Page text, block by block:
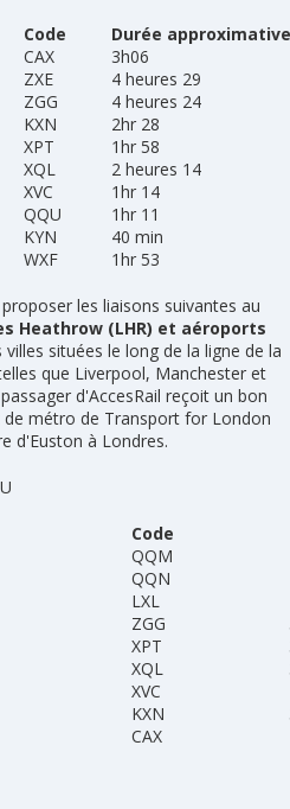
Code
Durée approximative
CAX
3h06
ZXE
4 heures 29
ZGG
4 heures 24
KXN
2hr 28
XPT
1hr 58
XQL
2 heures 14
XVC
1hr 14
QQU
1hr 11
KYN
40 min
WXF 1hr 53
les liaisons suivantes au
Heathrow (LHR) et aéroports
villes situées le long de la ligne de la
que Liverpool, Manchester et
d'AccesRail reçoit un bon
métro de Transport for London
d'Euston à Londres.
Code
QQM
QQN
LXL
ZGG
XPT
XQL
XVC
KXN
CAX